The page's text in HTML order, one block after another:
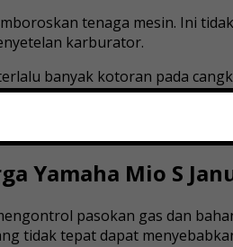
tenaga mesin. Ini
karburator.
banyak kotoran pada
kerusakan sisi knalpot.
Yamaha Mio S
pasokan gas dan
tidak tepat dapat